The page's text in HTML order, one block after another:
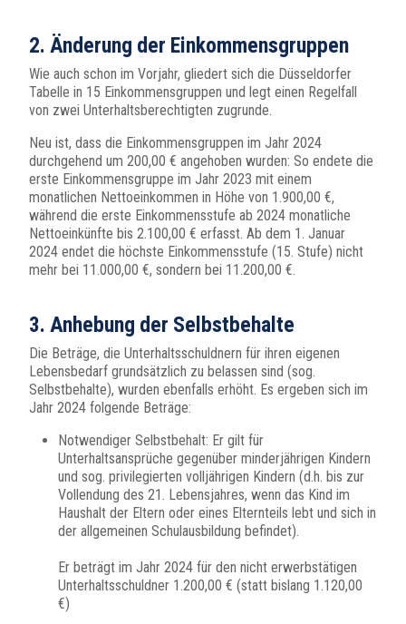
2. Änderung der Einkommensgruppen
Wie auch schon im Vorjahr, gliedert sich die Düsseldorfer
Tabelle in 15 Einkommensgruppen und legt einen Regelfall
von zwei Unterhaltsberechtigten zugrunde.
Neu ist, dass die Einkommensgruppen im Jahr 2024
durchgehend um 200,00 € angehoben wurden: So endete die
erste Einkommensgruppe im Jahr 2023 mit einem
monatlichen Nettoeinkommen in Höhe von 1.900,00 €,
während die erste Einkommensstufe ab 2024 monatliche
Nettoeinkünfte bis 2.100,00 € erfasst. Ab dem 1. Januar
2024 endet die höchste Einkommensstufe (15. Stufe) nicht
mehr bei 11.000,00 €, sondern bei 11.200,00 €.
3. Anhebung der Selbstbehalte
Die Beträge, die Unterhaltsschuldnern für ihren eigenen
Lebensbedarf grundsätzlich zu belassen sind (sog.
Selbstbehalte), wurden ebenfalls erhöht. Es ergeben sich im
Jahr 2024 folgende Beträge:
Notwendiger Selbstbehalt: Er gilt für
Unterhaltsansprüche gegenüber minderjährigen Kindern
und sog. privilegierten volljährigen Kindern (d.h. bis zur
Vollendung des 21. Lebensjahres, wenn das Kind im
Haushalt der Eltern oder eines Elternteils lebt und sich in
der allgemeinen Schulausbildung befindet).
Er beträgt im Jahr 2024 für den nicht erwerbstätigen
Unterhaltsschuldner 1.200,00 € (statt bislang 1.120,00
€)